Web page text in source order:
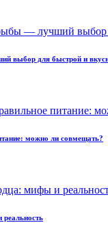
выбор для быстрой и
можно ли совмещать?